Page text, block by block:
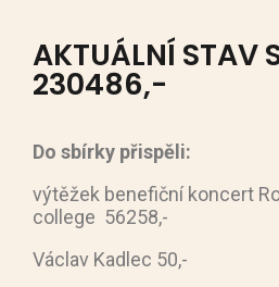
AKTUÁLNÍ STAV
230486,-
Do sbírky přispěli:
výtěžek benefiční koncert
college 56258,-
Václav Kadlec 50,-